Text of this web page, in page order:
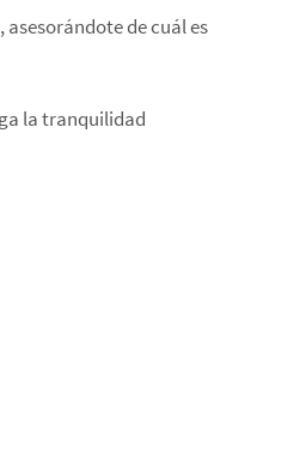
de cuál es
la tranquilidad